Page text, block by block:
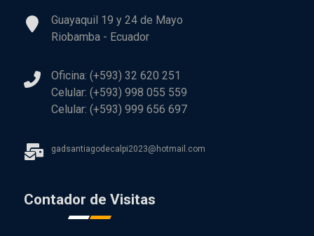
Guayaquil 19 y 24 de Mayo
Riobamba - Ecuador
Oficina: (+593) 32 620 251
Celular: (+593) 998 055 559
Celular: (+593) 999 656 697
gadsantiagodecalpi2023@hotmail.com
Contador de Visitas